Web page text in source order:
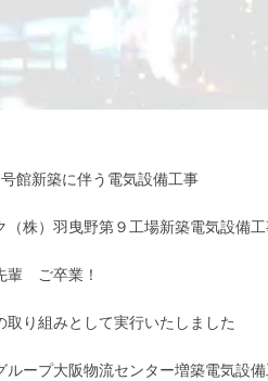
館新築に伴う電気設備工事
株）羽曳野第９工場新築電気設備
輩 ご卒業！
り組みとして実行いたしました
ープ大阪物流センター増築電気設